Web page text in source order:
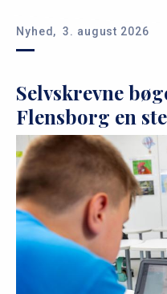
Nyhed, 3. august 2026
Selvskrevne
Flensborg en